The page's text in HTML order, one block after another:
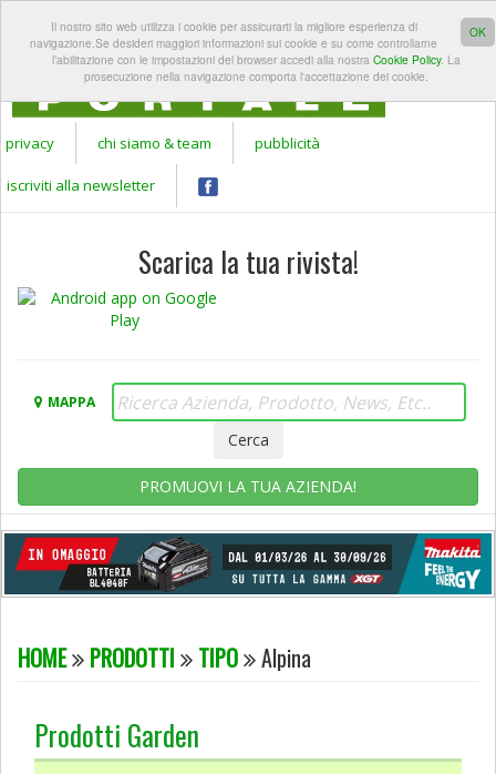
OK
Il nostro sito web utilizza i cookie per assicurarti la migliore esperienza di
navigazione.Se desideri maggiori informazioni sui cookie e su come controllarne
l’abilitazione con le impostazioni del browser accedi alla nostra Cookie Policy. La
prosecuzione nella navigazione comporta l'accettazione dei cookie.
GARDEN
PORTALE
LOGIN
privacy chi siamo & team pubblicità
iscriviti alla newsletter
Scarica la tua rivista!
MAPPA
PROMUOVI LA TUA AZIENDA!
HOME PRODOTTI TIPO Alpina
Prodotti Garden